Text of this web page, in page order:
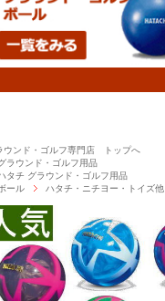
ウンド・ゴルフ専門店 トップへ
ラウンド・ゴルフ用品
タチ グラウンド・ゴルフ用品
ール
ハタチ・ニチヨー・トイズ他